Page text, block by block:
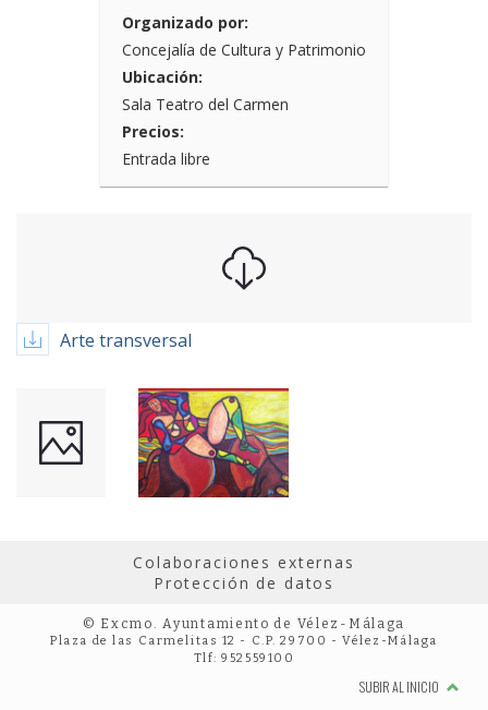
Organizado por:
Concejalía de Cultura y Patrimonio
Ubicación:
Sala Teatro del Carmen
Precios:
Entrada libre
Arte transversal
Colaboraciones externas
Protección de datos
© Excmo. Ayuntamiento de Vélez-Málaga
Plaza de las Carmelitas 12 - C.P. 29700 - Vélez-Málaga
Tlf: 952559100
SUBIR AL INICIO